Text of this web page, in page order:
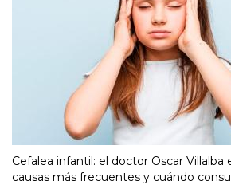
Cefalea infantil: el doctor Oscar Villalba
causas más frecuentes y cuándo